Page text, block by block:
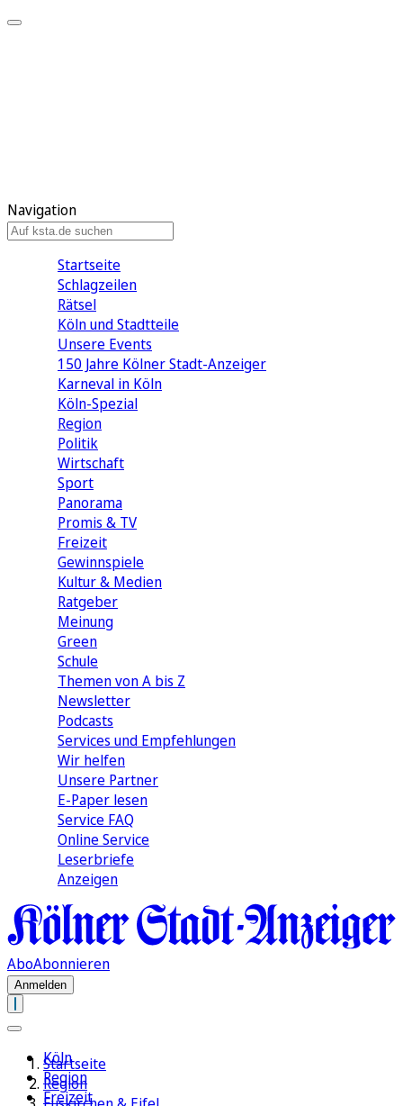
Navigation
Startseite
Schlagzeilen
Rätsel
Köln und Stadtteile
Unsere Events
150 Jahre Kölner Stadt-Anzeiger
Karneval in Köln
Köln-Spezial
Region
Politik
Wirtschaft
Sport
Panorama
Promis & TV
Freizeit
Gewinnspiele
Kultur & Medien
Ratgeber
Meinung
Green
Schule
Themen von A bis Z
Newsletter
Podcasts
Services und Empfehlungen
Wir helfen
Unsere Partner
E-Paper lesen
Service FAQ
Online Service
Leserbriefe
Anzeigen
AboAbonnieren
Anmelden
Köln
Region
Freizeit
Startseite
Region